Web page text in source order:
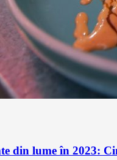
din lume în 2023: